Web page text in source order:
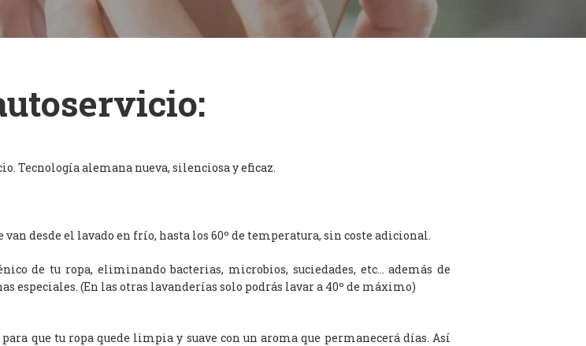
Tecnología alemana nueva, silenciosa y eficaz.
desde el lavado en frío, hasta los 60º de temperatura, sin coste adicional.
de tu ropa, eliminando bacterias, microbios, suciedades, etc… además de
especiales. (En las otras lavanderías solo podrás lavar a 40º de máximo)
que tu ropa quede limpia y suave con un aroma que permanecerá días. Así